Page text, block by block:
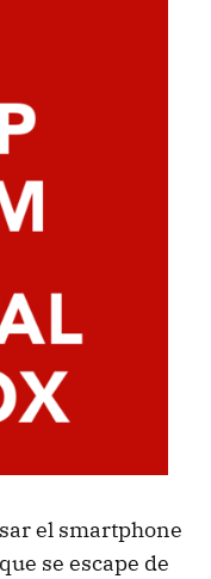
el smartphone
se escape de